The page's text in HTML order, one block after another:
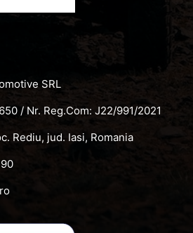
SRL
/ Nr. Reg.Com: J22/991/2021
Rediu, jud. Iasi, Romania